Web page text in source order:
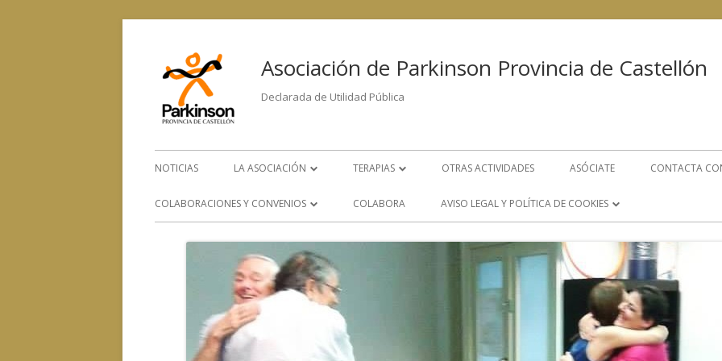
Asociación de Parkinson Provincia de Castellón
Declarada de Utilidad Pública
NOTICIAS LA ASOCIACIÓN
LA ENFERMEDAD
EQUIPO HUMANO
CONTACTA CON NOSOTROS
TERAPIAS
FISIOTERAPIA
OTRAS ACTIVIDADES ASÓCIATE CONTACTA
COLABORACIONES Y CONVENIOS
COLABORACIÓN CON OTRAS
ENTIDADES SOCIALES, SANITARIAS
Y DE INVESTIGACIÓN
COLABORA AVISO LEGAL Y POLÍTICA DE COOKIES